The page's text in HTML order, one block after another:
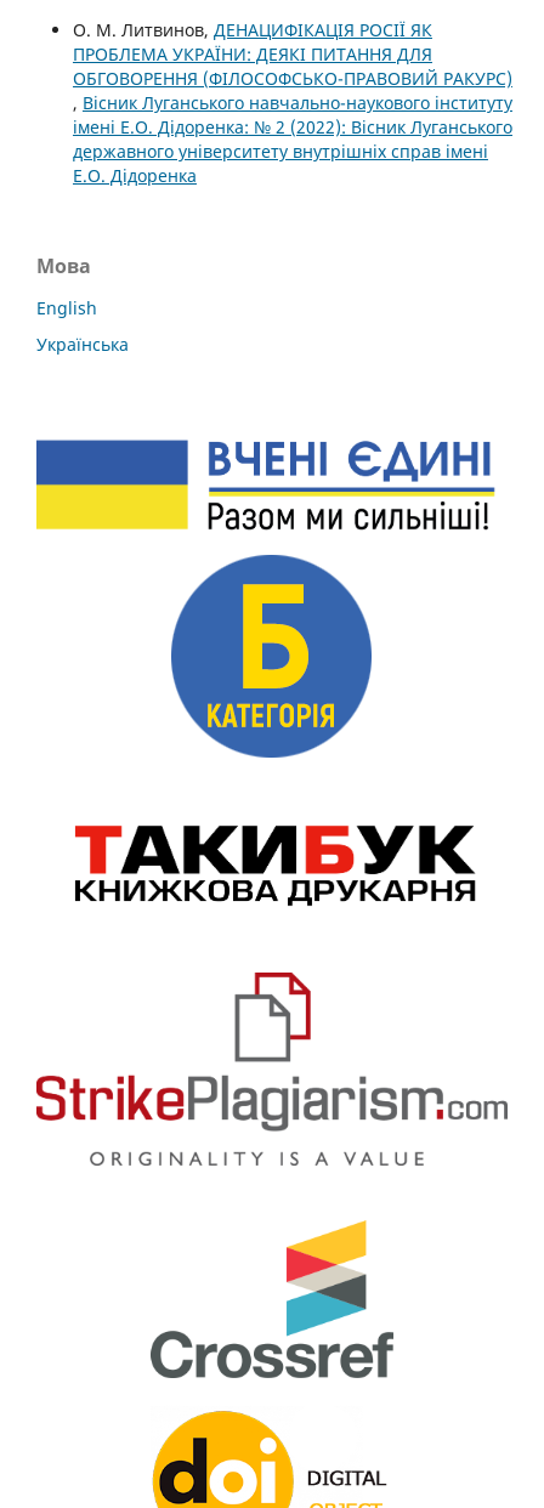
О. М. Литвинов, ДЕНАЦИФІКАЦІЯ РОСІЇ ЯК
ПРОБЛЕМА УКРАЇНИ: ДЕЯКІ ПИТАННЯ ДЛЯ
ОБГОВОРЕННЯ (ФІЛОСОФСЬКО-ПРАВОВИЙ РАКУРС)
, Вісник Луганського навчально-наукового інституту
імені Е.О. Дідоренка: № 2 (2022): Вісник Луганського
державного університету внутрішніх справ імені
Е.О. Дідоренка
Мова
English
Українська